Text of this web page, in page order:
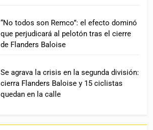
“No todos son Remco”: el efecto dominó
que perjudicará al pelotón tras el cierre
de Flanders Baloise
Se agrava la crisis en la segunda división:
cierra Flanders Baloise y 15 ciclistas
quedan en la calle